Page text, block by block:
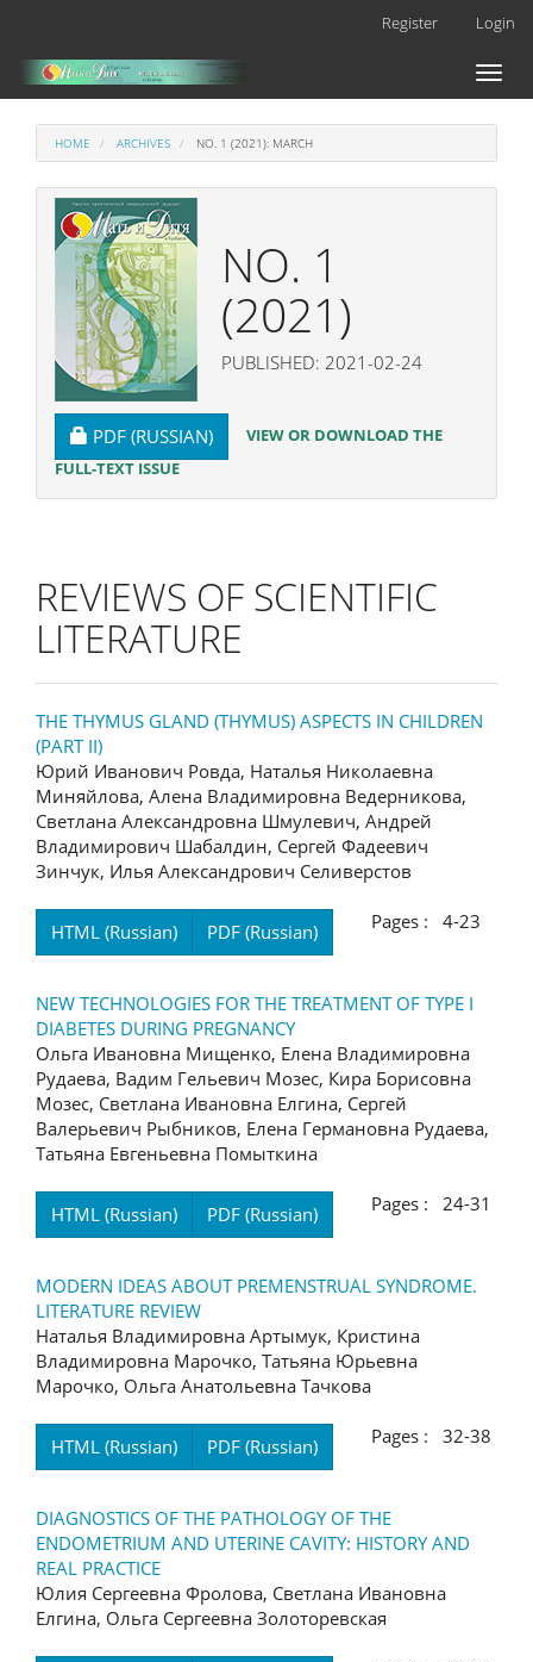
Main
Content
Register Login
Toggle
HOME ARCHIVES NO. 1 (2021): MARCH
NO. 1
(2021)
PUBLISHED: 2021-02-24
REQUIRES SUBSCRIPTION
PDF (RUSSIAN)
VIEW OR DOWNLOAD THE
FULL-TEXT ISSUE
REVIEWS OF SCIENTIFIC
LITERATURE
THE THYMUS GLAND (THYMUS) ASPECTS IN CHILDREN
(PART II)
Юрий Иванович Ровда, Наталья Николаевна
Миняйлова, Алена Владимировна Ведерникова,
Светлана Александровна Шмулевич, Андрей
Владимирович Шабалдин, Сергей Фадеевич
Зинчук, Илья Александрович Селиверстов
HTML (Russian) PDF (Russian) Pages : 4-23
NEW TECHNOLOGIES FOR THE TREATMENT OF TYPE I
DIABETES DURING PREGNANCY
Ольга Ивановна Мищенко, Елена Владимировна
Рудаева, Вадим Гельевич Мозес, Кира Борисовна
Мозес, Светлана Ивановна Елгина, Сергей
Валерьевич Рыбников, Елена Германовна Рудаева,
Татьяна Евгеньевна Помыткина
HTML (Russian) PDF (Russian) Pages : 24-31
MODERN IDEAS ABOUT PREMENSTRUAL SYNDROME.
LITERATURE REVIEW
Наталья Владимировна Артымук, Кристина
Владимировна Марочко, Татьяна Юрьевна
Марочко, Ольга Анатольевна Тачкова
HTML (Russian) PDF (Russian) Pages : 32-38
DIAGNOSTICS OF THE PATHOLOGY OF THE
ENDOMETRIUM AND UTERINE CAVITY: HISTORY AND
REAL PRACTICE
Юлия Сергеевна Фролова, Светлана Ивановна
Елгина, Ольга Сергеевна Золоторевская